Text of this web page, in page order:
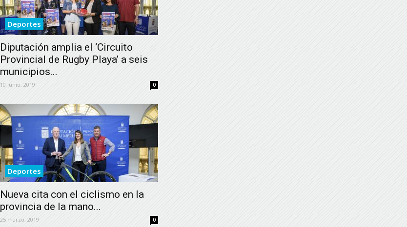
Deportes
Diputación amplia el ‘Circuito
Provincial de Rugby Playa’ a seis
municipios...
10 junio, 2019 0
Deportes
Nueva cita con el ciclismo en la
provincia de la mano...
25 marzo, 2019 0